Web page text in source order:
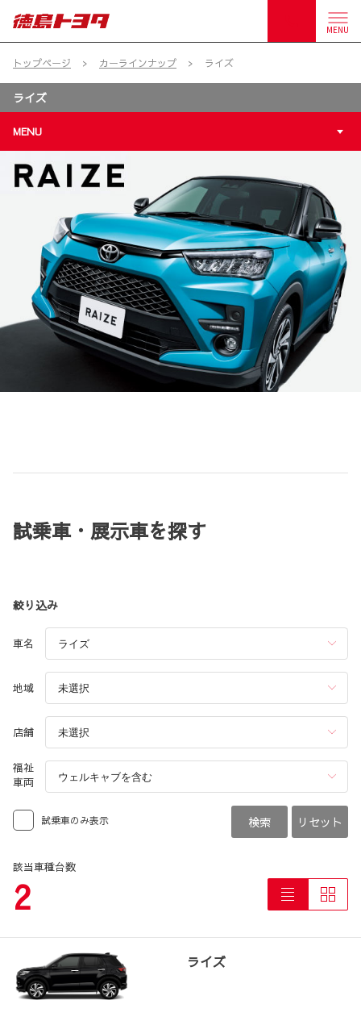
MENU
トップページ カーラインナップ ライズ
ライズ
MENU
試乗車・展示車を探す
絞り込み
車名
地域
店舗
福祉
車両
試乗車のみ表示 検索 リセット
該当車種台数
2
ライズ